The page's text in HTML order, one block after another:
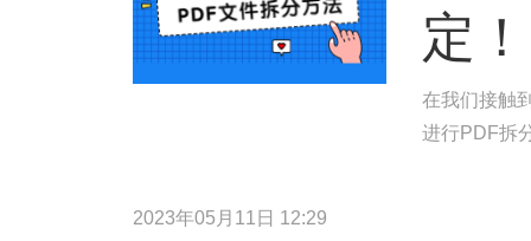
定！
在我们接触
进行PDF拆
2023年05月11日 12:29